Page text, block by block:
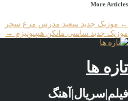
More Articles
← موزیک جدید سعید مدرس مرغ سحر
موزیک جدید ساسی مانکن هیپنوتیزم →
تازه ها
فیلم|سریال|آهنگ